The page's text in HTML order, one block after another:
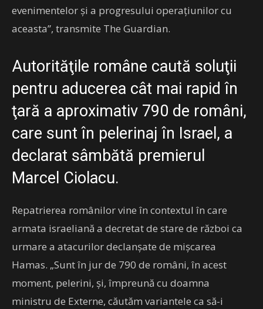
evenimentelor și a progresului operațiunilor cu
aceasta”, transmite The Guardian.
Autorităţile române caută soluţii
pentru aducerea cât mai rapid în
ţară a aproximativ 790 de români,
care sunt în pelerinaj în Israel, a
declarat sâmbătă premierul
Marcel Ciolacu.
Repatrierea românilor vine în contextul în care
armata israeliană a decretat de stare de război ca
urmare a atacurilor declanşate de mişcarea
Hamas. „Sunt în jur de 790 de români, în acest
moment, pelerini, şi, împreună cu doamna
ministru de Externe, căutăm variantele ca să-i